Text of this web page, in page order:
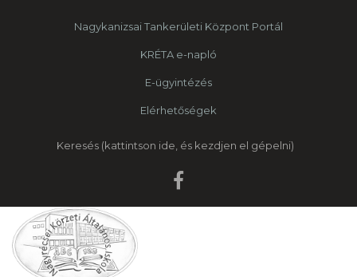
Nagykanizsai Tankerületi Központ Portál
KRÉTA e-napló
E-ügyintézés
Elérhetőségek
Keresés